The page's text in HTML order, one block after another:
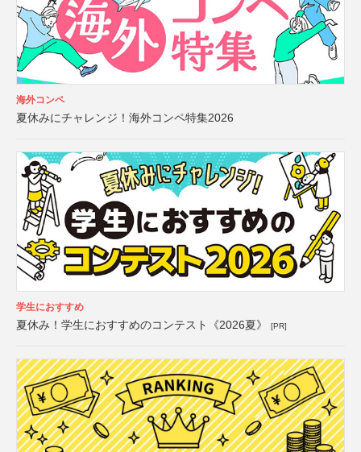
海外コンペ
夏休みにチャレンジ！海外コンペ特集2026
学生におすすめ
夏休み！学生におすすめのコンテスト《2026夏》 [PR]